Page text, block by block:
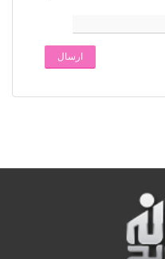
ارسال